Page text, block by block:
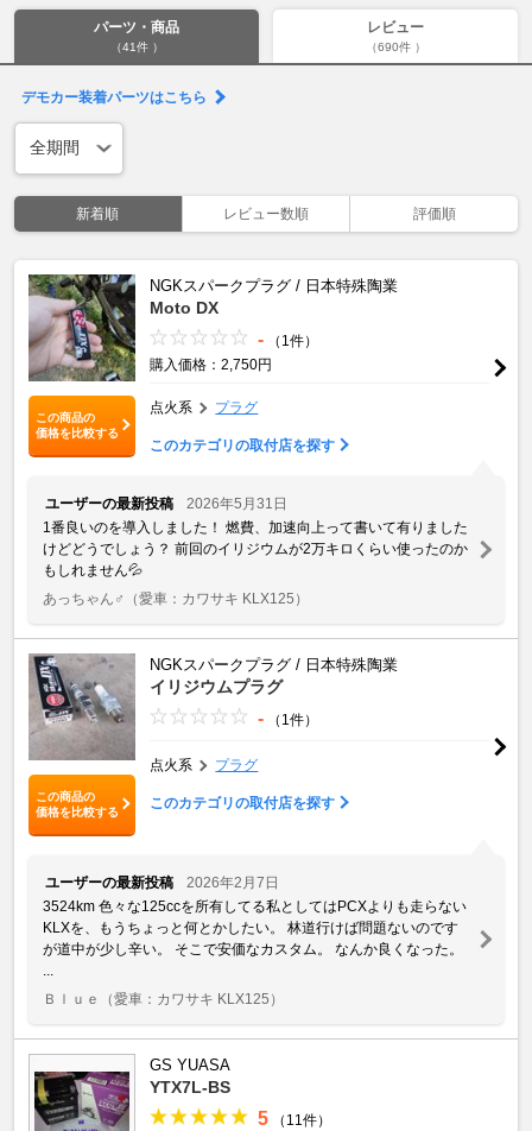
パーツ・商品
（41件 ）
レビュー
（690件 ）
デモカー装着パーツはこちら
新着順 レビュー数順 評価順
この商品の
価格を比較する
NGKスパークプラグ / 日本特殊陶業
Moto DX
-
（1件）
購入価格：2,750円
点火系 プラグ
このカテゴリの取付店を探す
ユーザーの最新投稿
2026年5月31日
1番良いのを導入しました！ 燃費、加速向上って書いて有りました
けどどうでしょう？ 前回のイリジウムが2万キロくらい使ったのか
もしれません💦
あっちゃん♂
（愛車：カワサキ KLX125）
この商品の
価格を比較する
NGKスパークプラグ / 日本特殊陶業
イリジウムプラグ
- （1件）
点火系 プラグ
このカテゴリの取付店を探す
ユーザーの最新投稿
2026年2月7日
3524km 色々な125ccを所有してる私としてはPCXよりも走らない
KLXを、もうちょっと何とかしたい。 林道行けば問題ないのです
が道中が少し辛い。 そこで安価なカスタム。 なんか良くなった。
Ｂｌｕｅ
（愛車：カワサキ KLX125）
GS YUASA
YTX7L-BS
5 （11件）